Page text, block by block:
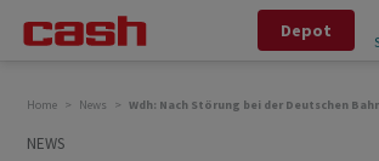
Depot
Home News Wdh: Nach Störung bei der Deutschen
NEWS